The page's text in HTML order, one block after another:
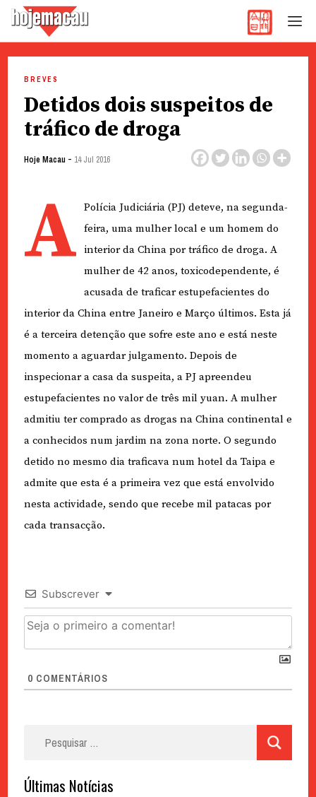
content
BREVES
Detidos dois suspeitos de
tráfico de droga
Hoje Macau - 14 Jul 2016
A Polícia Judiciária (PJ) deteve, na segunda-
feira, uma mulher local e um homem do
interior da China por tráfico de droga. A
mulher de 42 anos, toxicodependente, é
acusada de traficar estupefacientes do
interior da China entre Janeiro e Março últimos. Esta já
é a terceira detenção que sofre este ano e está neste
momento a aguardar julgamento. Depois de
inspecionar a casa da suspeita, a PJ apreendeu
estupefacientes no valor de três mil yuan. A mulher
admitiu ter comprado as drogas na China continental e
a conhecidos num jardim na zona norte. O segundo
detido no mesmo dia traficava num hotel da Taipa e
admite que esta é a primeira vez que está envolvido
nesta actividade, sendo que recebe mil patacas por
cada transacção.
Subscrever
0 COMENTÁRIOS
Últimas Notícias